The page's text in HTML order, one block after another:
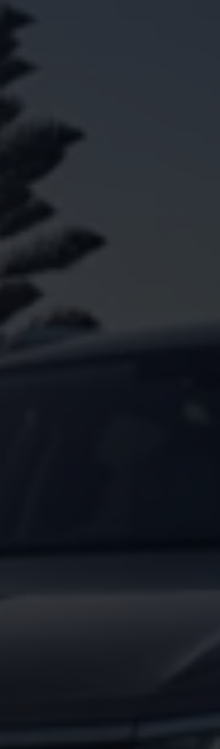
Offertförfrågan
Om Volkswagen
Arbeta hos Volkswagen